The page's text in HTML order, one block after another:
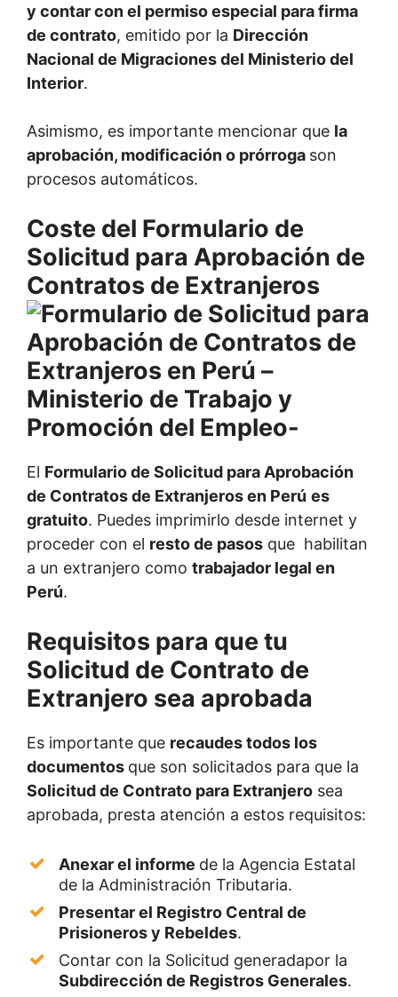
y contar con el permiso especial para firma
de contrato, emitido por la Dirección
Nacional de Migraciones del Ministerio del
Interior.
Asimismo, es importante mencionar que la
aprobación, modificación o prórroga son
procesos automáticos.
Coste del Formulario de
Solicitud para Aprobación de
Contratos de Extranjeros
El Formulario de Solicitud para Aprobación
de Contratos de Extranjeros en Perú es
gratuito. Puedes imprimirlo desde internet y
proceder con el resto de pasos que habilitan
a un extranjero como trabajador legal en
Perú.
Requisitos para que tu
Solicitud de Contrato de
Extranjero sea aprobada
Es importante que recaudes todos los
documentos que son solicitados para que la
Solicitud de Contrato para Extranjero sea
aprobada, presta atención a estos requisitos:
Anexar el informe de la Agencia Estatal
de la Administración Tributaria.
Presentar el Registro Central de
Prisioneros y Rebeldes.
Contar con la Solicitud generadapor la
Subdirección de Registros Generales.